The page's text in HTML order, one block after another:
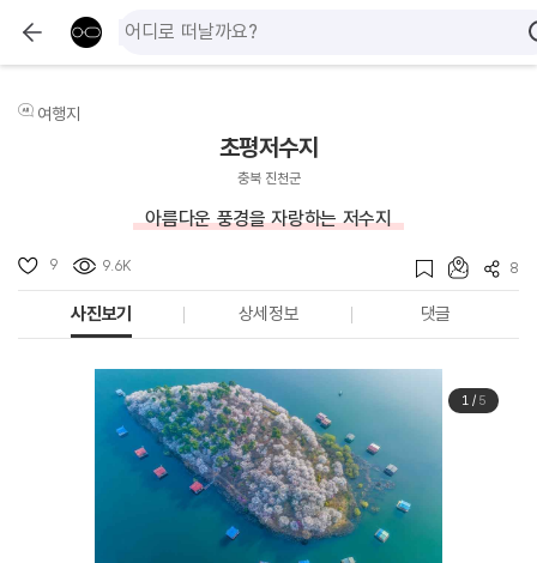
여행지
초평저수지
충북 진천군
아름다운 풍경을 자랑하는 저수지
9 9.6K 8
사진보기 상세정보 댓글
1/ 5